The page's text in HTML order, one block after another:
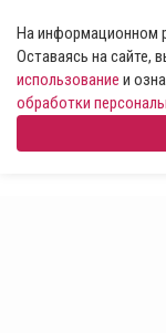
На информационном
Оставаясь на сайте,
использование и
обработки